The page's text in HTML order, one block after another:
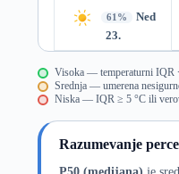
61%
Ned
23.
Visoka — temperaturni IQR
Srednja — umerena
Niska — IQR ≥ 5 °C ili
Razumevanje